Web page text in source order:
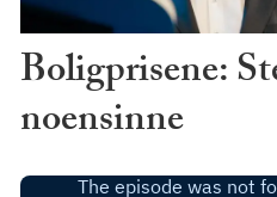
Boligprisene:
noensinne